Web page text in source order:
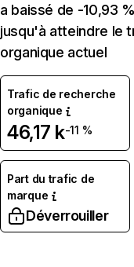
a baissé de -10,93
jusqu'à atteindre le
organique actuel
Trafic de recherche
organique
46,17 k-11 %
Part du trafic de
marque
Déverrouiller